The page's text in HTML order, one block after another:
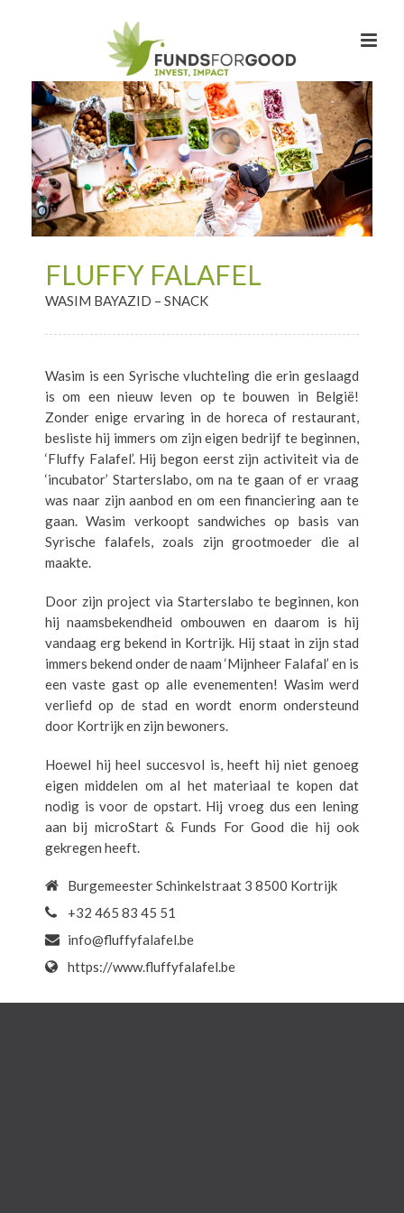
FLUFFY FALAFEL
WASIM BAYAZID – SNACK
Wasim is een Syrische vluchteling die erin geslaagd
is om een nieuw leven op te bouwen in België!
Zonder enige ervaring in de horeca of restaurant,
besliste hij immers om zijn eigen bedrijf te beginnen,
‘Fluffy Falafel’. Hij begon eerst zijn activiteit via de
‘incubator’ Starterslabo, om na te gaan of er vraag
was naar zijn aanbod en om een financiering aan te
gaan. Wasim verkoopt sandwiches op basis van
Syrische falafels, zoals zijn grootmoeder die al
maakte.
Door zijn project via Starterslabo te beginnen, kon
hij naamsbekendheid ombouwen en daarom is hij
vandaag erg bekend in Kortrijk. Hij staat in zijn stad
immers bekend onder de naam ‘Mijnheer Falafal’ en is
een vaste gast op alle evenementen! Wasim werd
verliefd op de stad en wordt enorm ondersteund
door Kortrijk en zijn bewoners.
Hoewel hij heel succesvol is, heeft hij niet genoeg
eigen middelen om al het materiaal te kopen dat
nodig is voor de opstart. Hij vroeg dus een lening
aan bij microStart & Funds For Good die hij ook
gekregen heeft.
Burgemeester Schinkelstraat 3 8500 Kortrijk
+32 465 83 45 51
info@fluffyfalafel.be
https://www.fluffyfalafel.be